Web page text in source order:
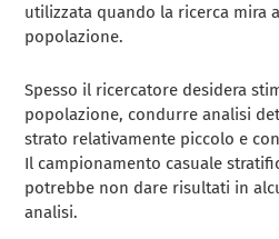
utilizzata quando la ricerca mira
popolazione.
Spesso il ricercatore desidera
popolazione, condurre analisi
strato relativamente piccolo e
Il campionamento casuale
potrebbe non dare risultati in
analisi.